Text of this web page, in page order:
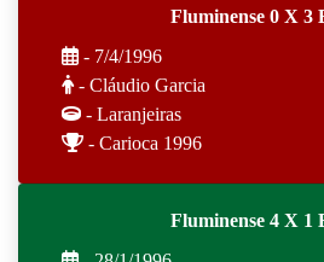
Fluminense 0 X 3
- 7/4/1996
- Cláudio Garcia
- Laranjeiras
- Carioca 1996
Fluminense 4 X 1